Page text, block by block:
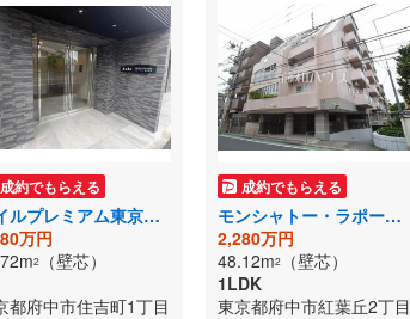
成約でもらえる
アイルプレミアム東京府中
万円
2
（壁芯）
都府中市住吉町1丁目
成約でもらえる
モンシャトー・ラポール多摩
2,280万円
48.12m2
（壁芯）
1LDK
東京都府中市紅葉丘2丁目